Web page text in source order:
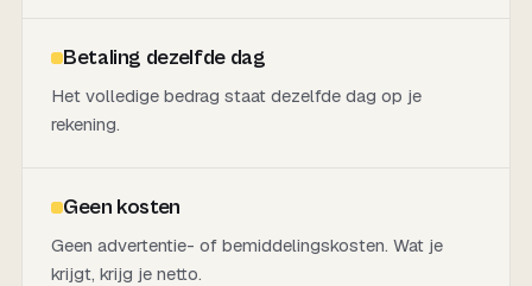
Betaling dezelfde dag
Het volledige bedrag staat dezelfde dag op je
rekening.
Geen kosten
Geen advertentie- of bemiddelingskosten. Wat je
krijgt, krijg je netto.